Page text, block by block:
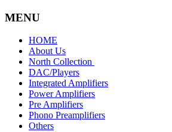
コ
ナ
MENU
HOME
About Us
North Collection
DAC/Players
Integrated Amplifiers
Power Amplifiers
Pre Amplifiers
Phono Preamplifiers
Others